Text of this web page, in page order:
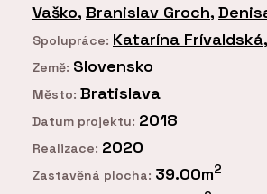
Vaško, Branislav Groch,
Spolupráce: Katarína Frívaldská,
Země: Slovensko
Město: Bratislava
Datum projektu: 2018
Realizace: 2020
Zastavěná plocha: 39.00m2